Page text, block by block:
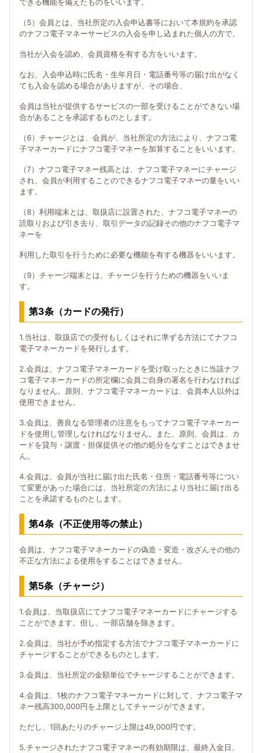
できる機能を備えたものをいいます。
（5）会員とは、当社所定の入会申込書等において本規約を承認
のナフコ電子マネーサービスの入会を申し込まれた個人の方で、
当社が入会を認め、会員資格を有する方をいいます。
なお、入会申込時に氏名・生年月日・電話番号等の届け出がなく
ても入会を認める場合がありますが、その場合、
会員は当社が提供するサービスの一部を受けることができない場
合があることを承認するものとします。
（6）チャージとは、会員が、当社所定の方法により、ナフコ電
子マネーカードにナフコ電子マネーを加算することをいいます。
（7）ナフコ電子マネー残高とは、ナフコ電子マネーにチャージ
され、会員が利用することのできるナフコ電子マネーの量をいい
ます。
（8）利用端末とは、取扱店に設置された、ナフコ電子マネーの
読取りおよび引き去り、取引データの記録その他のナフコ電子マ
ネーを
利用した取引を行うために必要な機能を有する機器をいいます。
（9）チャージ端末とは、チャージを行うための機器をいいま
す。
第3条（カードの発行）
1.当社は、取扱店での受付もしくはそれに準ずる方法にてナフコ
電子マネーカードを発行します。
2.会員は、ナフコ電子マネーカードを受け取ったときに当該ナフ
コ電子マネーカードの所定欄に会員ご自身の署名を行わなければ
なりません。原則、ナフコ電子マネーカードは、会員本人以外は
使用できません。
3.会員は、善良なる管理者の注意をもってナフコ電子マネーカー
ドを使用し管理しなければなりません。また、原則、会員は、カ
ードを貸与・譲渡・担保提供その他の処分をなすことはできませ
ん。
4.会員は、会員が当社に届け出た氏名・住所・電話番号等につい
て変更があった場合には、当社所定の方法により当社に届け出る
ことを承諾するものとします。
第4条（不正使用等の禁止）
会員は、ナフコ電子マネーカードの偽造・変造・改ざんその他の
不正な方法による使用をすることはできません。
第5条（チャージ）
1.会員は、当取扱店にてナフコ電子マネーカードにチャージする
ことができます。但し、一部店舗を除きます。
2.会員は、当社が予め指定する方法でナフコ電子マネーカードに
チャージすることができるものとします。
3.会員は、当社所定の金額単位でチャージすることができます。
4.会員は、1枚のナフコ電子マネーカードに対して、ナフコ電子マ
ネー残高300,000円を上限としてチャージができます。
ただし、1回あたりのチャージ上限は49,000円です。
5.チャージされたナフコ電子マネーの有効期限は、最終入金日、